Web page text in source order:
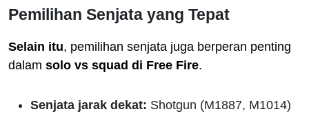
Pemilihan Senjata yang Tepat
Selain itu, pemilihan senjata juga berperan penting
dalam solo vs squad di Free Fire.
Senjata jarak dekat: Shotgun (M1887, M1014)